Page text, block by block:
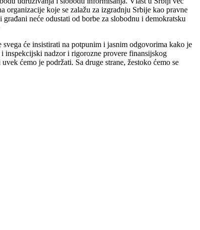
organizacije koje se zalažu za izgradnju Srbije kao pravne
neće odustati od borbe za slobodnu i demokratsku
će insistirati na potpunim i jasnim odgovorima kako je
inspekcijski nadzor i rigorozne provere finansijskog
ćemo je podržati. Sa druge strane, žestoko ćemo se